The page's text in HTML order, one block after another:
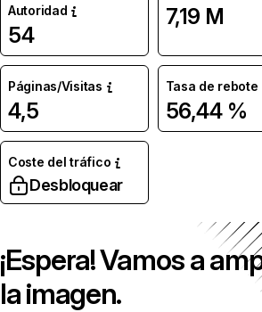
Autoridad
54
7,19 M
Páginas/Visitas
4,5
Tasa de rebote
56,44 %
Coste del tráfico
Desbloquear
¡Espera! Vamos a
la imagen.